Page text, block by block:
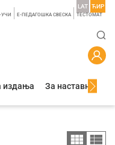
УЧИ Е-ПЕДАГОШКА СВЕСКА TЕСТОМАТ
LAT ЋИР
издања За наставнике